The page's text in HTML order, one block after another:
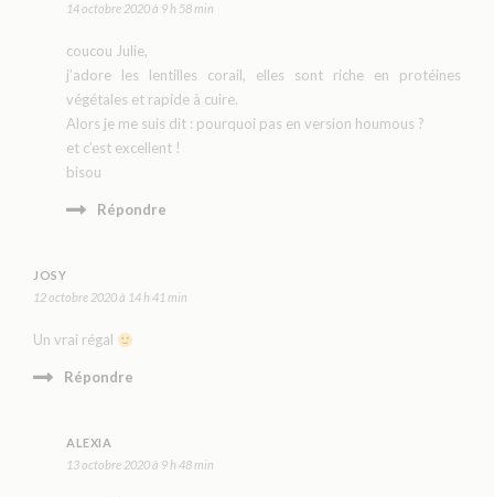
14 octobre 2020 à 9 h 58 min
coucou Julie,
j’adore les lentilles corail, elles sont riche en protéines
végétales et rapide à cuire.
Alors je me suis dit : pourquoi pas en version houmous ?
et c’est excellent !
bisou
Répondre
JOSY
12 octobre 2020 à 14 h 41 min
Un vrai régal
Répondre
ALEXIA
13 octobre 2020 à 9 h 48 min